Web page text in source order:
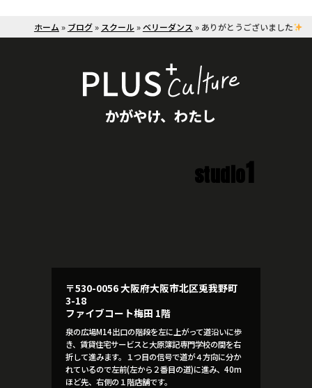
ホーム » ブログ» スクール »ベリーダンス » ありがとうございました
かがやけ、わたし
studio1
〒530-0056 大阪府大阪市北区兎我野町
3-18
ファイブコート梅田 1階
泉の広場M14出口の階段を左に上がって道沿いに歩
き、賃貸住宅サービスと大原簿記専門学校の間を右
折して進みます。１つ目の信号で道が４方向に分か
れているので左前(左から２番目の道)に進み、40m
ほど先、右側の１階店舗です。